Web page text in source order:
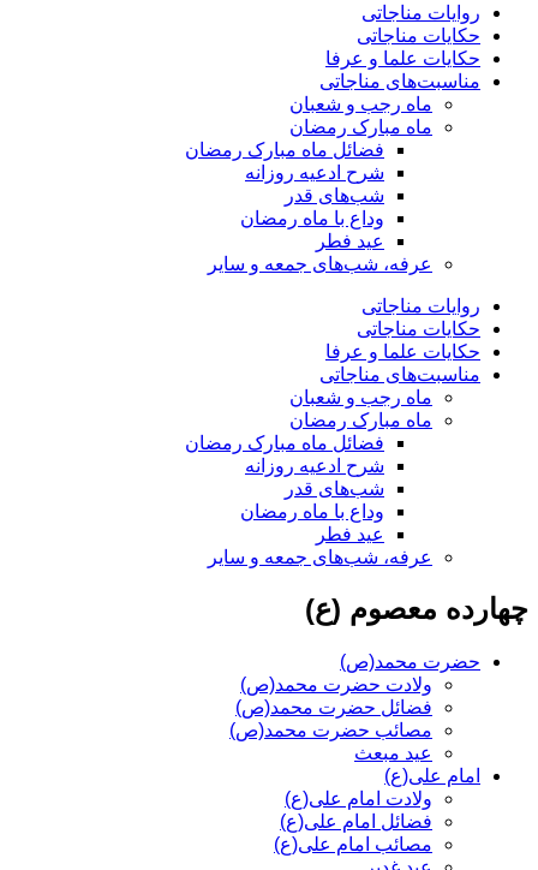
روایات مناجاتی
حکایات مناجاتی
حکایات علما و عرفا
مناسبت‌های مناجاتی
ماه رجب و شعبان
ماه مبارک رمضان
فضائل ماه مبارک رمضان
شرح ادعیه روزانه
شب‌های قدر
وداع با ماه رمضان
عید فطر
عرفه، شب‌های جمعه و سایر
روایات مناجاتی
حکایات مناجاتی
حکایات علما و عرفا
مناسبت‌های مناجاتی
ماه رجب و شعبان
ماه مبارک رمضان
فضائل ماه مبارک رمضان
شرح ادعیه روزانه
شب‌های قدر
وداع با ماه رمضان
عید فطر
عرفه، شب‌های جمعه و سایر
چهارده معصوم (ع)
حضرت محمد(ص)
ولادت حضرت محمد(ص)
فضائل حضرت محمد(ص)
مصائب حضرت محمد(ص)
عید مبعث
امام علی(ع)
ولادت امام علی(ع)
فضائل امام علی(ع)
مصائب امام علی(ع)